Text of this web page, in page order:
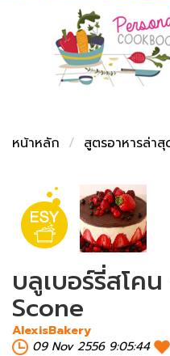
เปรียบเทียบหน่วย
เปรียบเทียบอุณหภู
เปรียบเทียบน้ำหนั
สร้าง Cookbook
หน้าหลัก
สูตรอาหารล่าสุ
บลูเบอร์รี่สโค
Scone
AlexisBakery
09 Nov 2556 9:05:44